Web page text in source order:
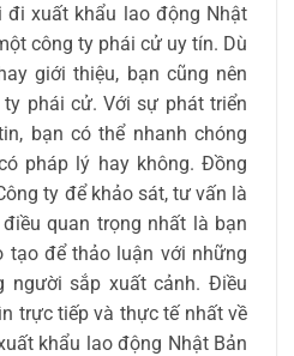
xuất khẩu lao động Nhật
công ty phái cử uy tín. Dù
giới thiệu, bạn cũng nên
phái cử. Với sự phát triển
bạn có thể nhanh chóng
pháp lý hay không. Đồng
ty để khảo sát, tư vấn là
quan trọng nhất là bạn
tạo để thảo luận với những
người sắp xuất cảnh. Điều
trực tiếp và thực tế nhất về
khẩu lao động Nhật Bản